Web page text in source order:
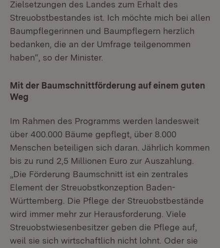
Zielsetzungen des Landes zum Erhalt des
Streuobstbestandes ist. Ich möchte mich bei allen
Baumpflegerinnen und Baumpflegern herzlich
bedanken, die an der Umfrage teilgenommen
haben“, so der Minister.
Mit der Baumschnittförderung auf einem guten
Weg
Im Rahmen des Programms werden landesweit
über 400.000 Bäume gepflegt, über 8.000
Menschen beteiligen sich daran. Jährlich kommen
bis zu rund 2,5 Millionen Euro zur Auszahlung.
„Die Förderung Baumschnitt ist ein zentrales
Element der Streuobstkonzeption Baden-
Württemberg. Die Pflege der Streuobstbestände
wird immer mehr zur Herausforderung. Viele
Streuobstwiesenbesitzer geben die Pflege auf,
weil sie sich wirtschaftlich nicht lohnt. Oder sie